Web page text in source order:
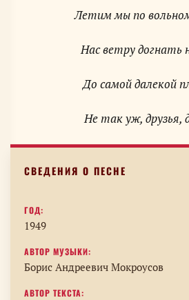
Летим мы по
Нас ветру догнать
До самой далекой
ГОД:
1949
АВТОР МУЗЫКИ:
Борис Андреевич Мокроусов
АВТОР ТЕКСТА: